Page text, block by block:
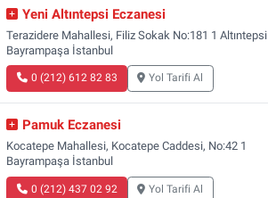
Yeni Altıntepsi Eczanesi
Terazidere Mahallesi, Filiz Sokak No:181 1 Altıntepsi
Bayrampaşa İstanbul
0 (212) 612 82 83 Yol Tarifi Al
Pamuk Eczanesi
Kocatepe Mahallesi, Kocatepe Caddesi, No:42 1
Bayrampaşa İstanbul
0 (212) 437 02 92 Yol Tarifi Al